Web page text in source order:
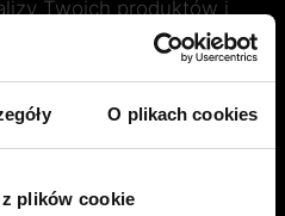
O plikach cookies
plików cookie
Twoich produktów i
potencjał na platformie
Amazon,
i skonfigurować
w odpowiednim
sprzedażowym,